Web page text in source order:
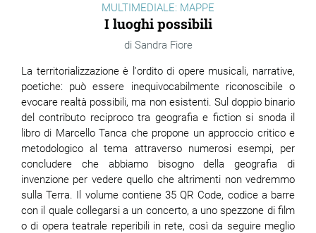
MULTIMEDIALE: MAPPE
I luoghi possibili
Sandra Fiore
La territorializzazione è l'ordito di opere musicali, narrative,
poetiche: può essere inequivocabilmente riconoscibile o
evocare realtà possibili, ma non esistenti. Sul doppio binario
del contributo reciproco tra geografia e fiction si snoda il
libro di Marcello Tanca che propone un approccio critico e
metodologico al tema attraverso numerosi esempi, per
concludere che abbiamo bisogno della geografia di
invenzione per vedere quello che altrimenti non vedremmo
sulla Terra. Il volume contiene 35 QR Code, codice a barre
con il quale collegarsi a un concerto, a uno spezzone di film
o di opera teatrale reperibili in rete, così da seguire meglio